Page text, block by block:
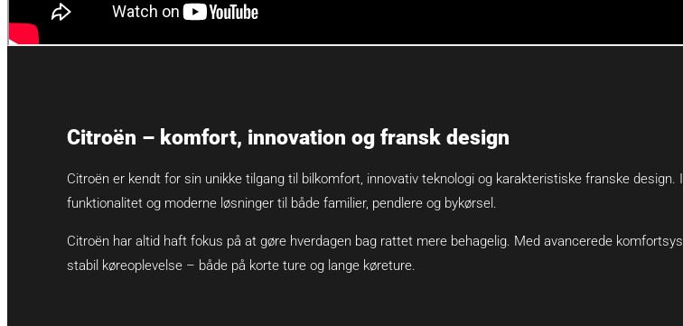
Citroën – komfort, innovation og fransk design
Citroën er kendt for sin unikke tilgang til bilkomfort, innovativ teknologi og karakteristiske franske
funktionalitet og moderne løsninger til både familier, pendlere og bykørsel.
Citroën har altid haft fokus på at gøre hverdagen bag rattet mere behagelig. Med avancerede
stabil køreoplevelse – både på korte ture og lange køreture.